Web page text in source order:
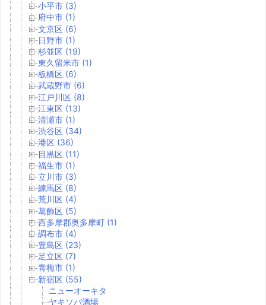
小平市 (3)
府中市 (1)
文京区 (6)
日野市 (1)
杉並区 (19)
東久留米市 (1)
板橋区 (6)
武蔵野市 (6)
江戸川区 (8)
江東区 (13)
清瀬市 (1)
渋谷区 (34)
港区 (36)
目黒区 (11)
福生市 (1)
立川市 (3)
練馬区 (8)
荒川区 (4)
葛飾区 (5)
西多摩郡奥多摩町 (1)
調布市 (4)
豊島区 (23)
足立区 (7)
青梅市 (1)
新宿区 (55)
ニューオーキタ
ヤキソバ酒場